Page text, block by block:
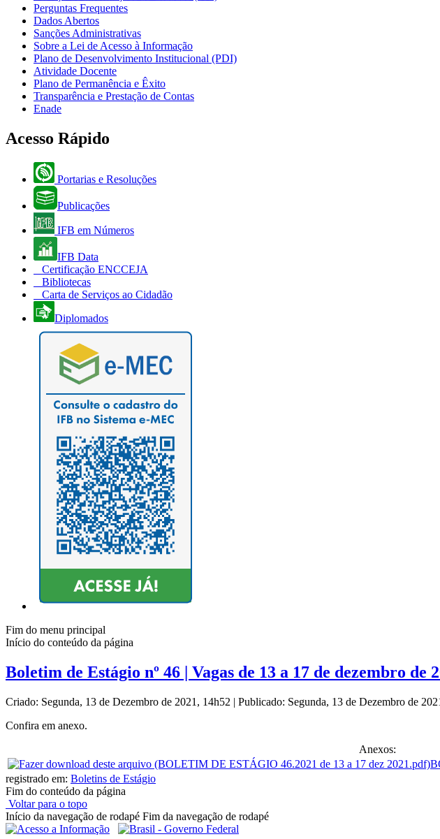
Perguntas Frequentes
Dados Abertos
Sanções Administrativas
Sobre a Lei de Acesso à Informação
Plano de Desenvolvimento Institucional (PDI)
Atividade Docente
Plano de Permanência e Êxito
Transparência e Prestação de Contas
Enade
Acesso Rápido
Portarias e Resoluções
Publicações
IFB em Números
IFB Data
Certificação ENCCEJA
Bibliotecas
Carta de Serviços ao Cidadão
Diplomados
Fim do menu principal
Início do conteúdo da página
Boletim de Estágio nº 46 | Vagas de 13 a 17 de dezembro de
Criado: Segunda, 13 de Dezembro de 2021, 14h52 | Publicado: Segunda, 13 de Dezembro de
Confira em anexo.
Anexos:
registrado em: Boletins de Estágio
Fim do conteúdo da página
Voltar para o topo
Início da navegação de rodapé Fim da navegação de rodapé